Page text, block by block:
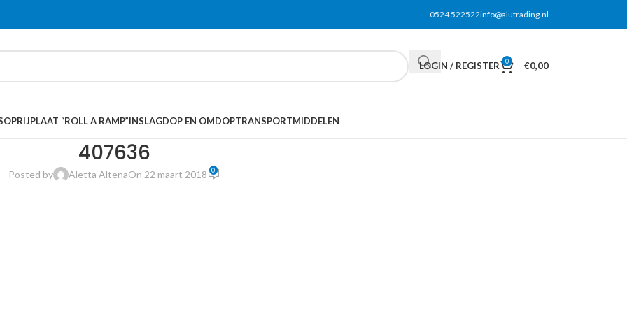
0524 522522info@alutrading.nl
LOGIN / REGISTER 0 €0,00
OPRIJPLAAT “ROLL A RAMP”INSLAGDOP EN OMDOPTRANSPORTMIDDELEN
407636
Posted by Aletta AltenaOn 22 maart 2018 0